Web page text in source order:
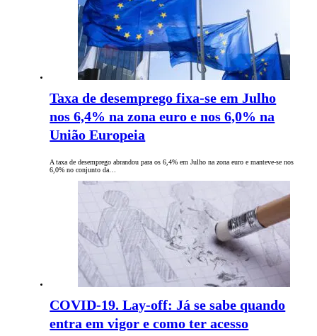
Taxa de desemprego fixa-se em Julho
nos 6,4% na zona euro e nos 6,0% na
União Europeia
A taxa de desemprego abrandou para os 6,4% em Julho na zona euro e manteve-se nos
6,0% no conjunto da…
COVID-19. Lay-off: Já se sabe quando
entra em vigor e como ter acesso